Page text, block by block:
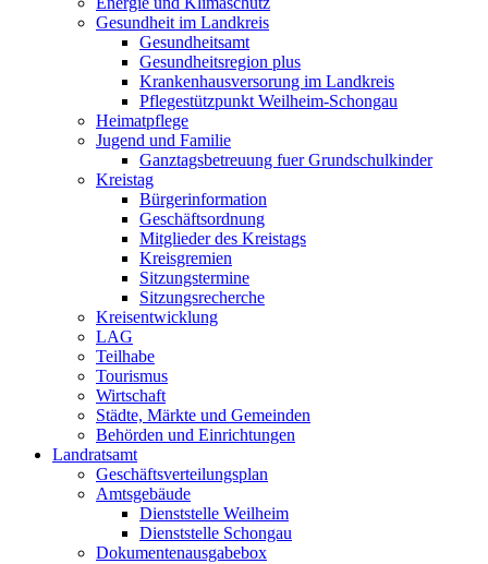
Gesundheit im Landkreis
Gesundheitsamt
Gesundheitsregion plus
Krankenhausversorung im Landkreis
Pflegestützpunkt Weilheim-Schongau
Heimatpflege
Jugend und Familie
Ganztagsbetreuung fuer Grundschulkinder
Kreistag
Bürgerinformation
Geschäftsordnung
Mitglieder des Kreistags
Kreisgremien
Sitzungstermine
Sitzungsrecherche
Kreisentwicklung
LAG
Teilhabe
Tourismus
Wirtschaft
Städte, Märkte und Gemeinden
Behörden und Einrichtungen
Landratsamt
Geschäftsverteilungsplan
Amtsgebäude
Dienststelle Weilheim
Dienststelle Schongau
Dokumentenausgabebox